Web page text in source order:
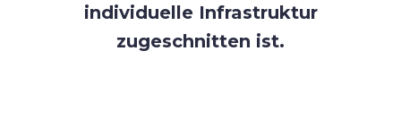
individuelle Infrastruktur
zugeschnitten ist.